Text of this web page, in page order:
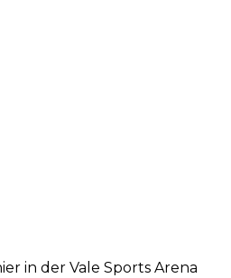
in der Vale Sports Arena